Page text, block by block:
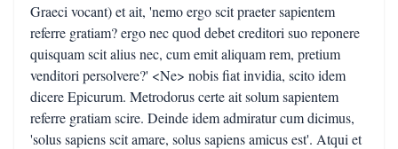
Graeci vocant) et ait, 'nemo ergo scit praeter sapientem
referre gratiam? ergo nec quod debet creditori suo reponere
quisquam scit alius nec, cum emit aliquam rem, pretium
venditori persolvere?' <Ne> nobis fiat invidia, scito idem
dicere Epicurum. Metrodorus certe ait solum sapientem
referre gratiam scire. Deinde idem admiratur cum dicimus,
'solus sapiens scit amare, solus sapiens amicus est'. Atqui et